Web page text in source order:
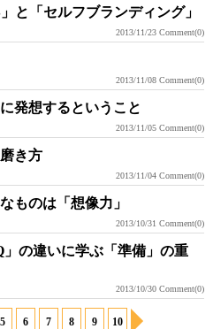
と「セルフブランディング」
2013/11/23 Comment(0)
2013/11/08 Comment(0)
発想するということ
2013/11/05 Comment(0)
き方
2013/11/04 Comment(0)
ものは「想像力」
2013/10/31 Comment(0)
」の違いに学ぶ「準備」の重
2013/10/30 Comment(0)
5 6 7 8 9 10